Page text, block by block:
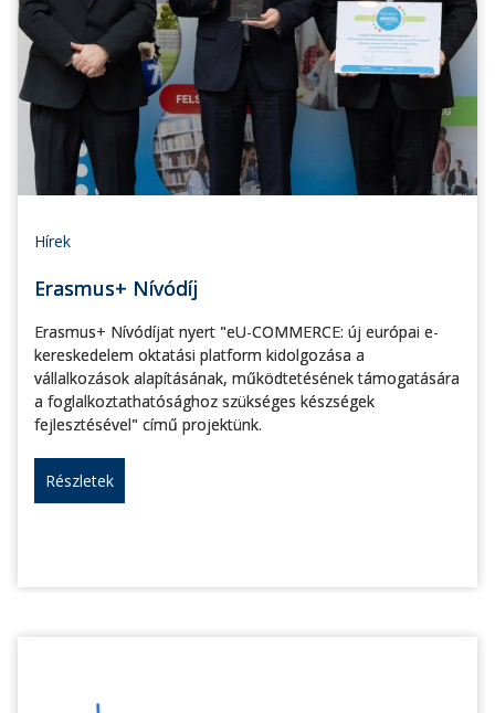
Hírek
Erasmus+ Nívódíj
Erasmus+ Nívódíjat nyert "eU-COMMERCE: új európai e-
kereskedelem oktatási platform kidolgozása a
vállalkozások alapításának, működtetésének támogatására
a foglalkoztathatósághoz szükséges készségek
fejlesztésével" című projektünk.
Részletek